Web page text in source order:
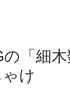
「細
け